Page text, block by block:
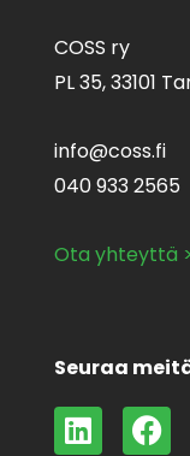
COSS ry
PL 35,33101
info@coss.fi
040 933 2565
Ota yhteyttä
Seuraa
L F